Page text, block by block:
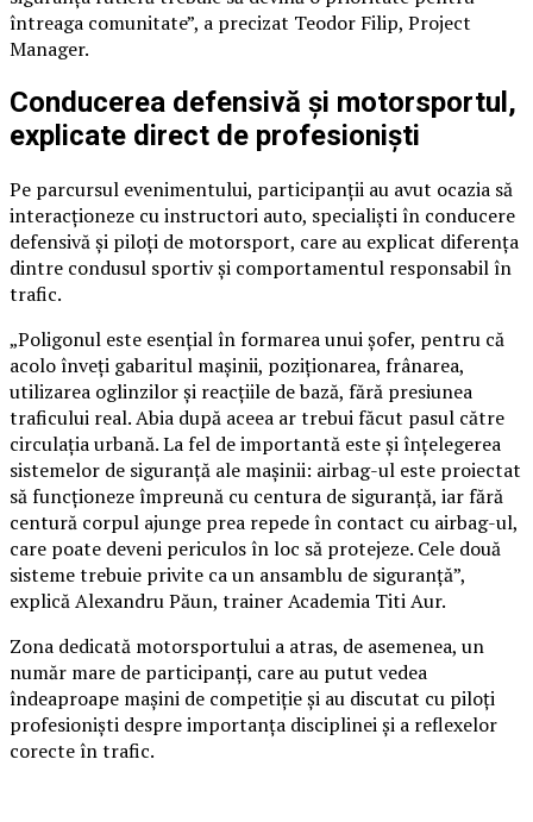
întreaga comunitate”, a precizat Teodor Filip, Project
Manager.
Conducerea defensivă și motorsportul,
explicate direct de profesioniști
Pe parcursul evenimentului, participanții au avut ocazia să
interacționeze cu instructori auto, specialiști în conducere
defensivă și piloți de motorsport, care au explicat diferența
dintre condusul sportiv și comportamentul responsabil în
trafic.
„Poligonul este esențial în formarea unui șofer, pentru că
acolo înveți gabaritul mașinii, poziționarea, frânarea,
utilizarea oglinzilor și reacțiile de bază, fără presiunea
traficului real. Abia după aceea ar trebui făcut pasul către
circulația urbană. La fel de importantă este și înțelegerea
sistemelor de siguranță ale mașinii: airbag-ul este proiectat
să funcționeze împreună cu centura de siguranță, iar fără
centură corpul ajunge prea repede în contact cu airbag-ul,
care poate deveni periculos în loc să protejeze. Cele două
sisteme trebuie privite ca un ansamblu de siguranță”,
explică Alexandru Păun, trainer Academia Titi Aur.
Zona dedicată motorsportului a atras, de asemenea, un
număr mare de participanți, care au putut vedea
îndeaproape mașini de competiție și au discutat cu piloți
profesioniști despre importanța disciplinei și a reflexelor
corecte în trafic.